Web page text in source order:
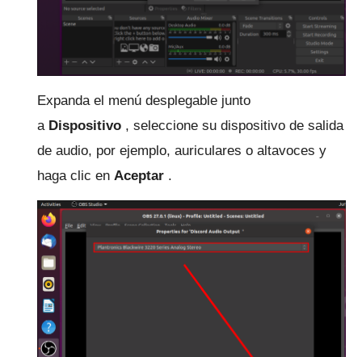
Expanda el menú desplegable junto
a Dispositivo , seleccione su dispositivo de salida
de audio, por ejemplo, auriculares o altavoces y
haga clic en Aceptar .